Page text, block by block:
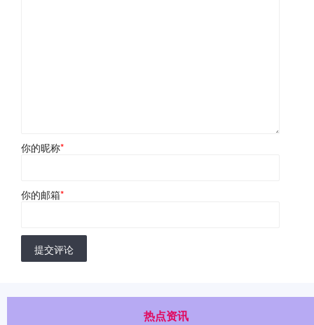
你的昵称*
你的邮箱*
提交评论
热点资讯